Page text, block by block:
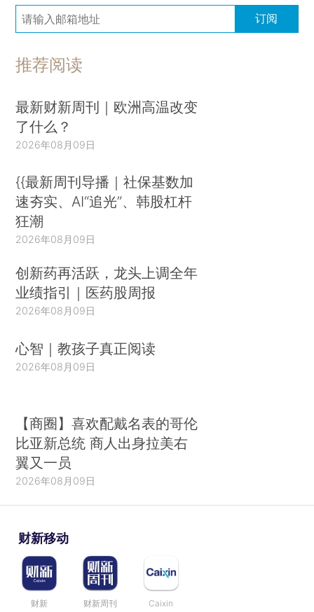
订阅
推荐阅读
最新财新周刊｜欧洲高温改变
了什么？
2026年08月09日
{{最新周刊导播｜社保基数加
速夯实、AI“追光”、韩股杠杆
狂潮
2026年08月09日
创新药再活跃，龙头上调全年
业绩指引｜医药股周报
2026年08月09日
心智｜教孩子真正阅读
2026年08月09日
【商圈】喜欢配戴名表的哥伦
比亚新总统 商人出身拉美右
翼又一员
2026年08月09日
财新移动
财新 财新周刊 Caixin